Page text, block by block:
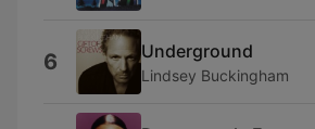
6 Underground
Lindsey Buckingham